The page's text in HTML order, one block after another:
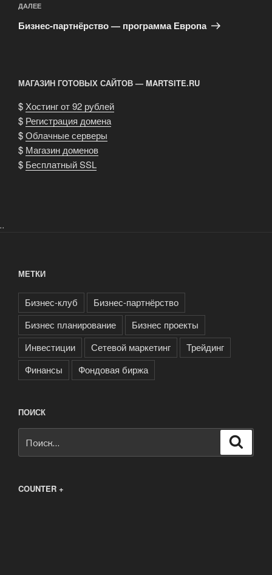
Следующая
запись
ДАЛЕЕ
Бизнес-партнёрство — программа Европа
МАГАЗИН ГОТОВЫХ САЙТОВ — MARTSITE.RU
$Хостинг от 92 рублей
$ Регистрация домена
$Облачные серверы
$ Магазин доменов
$ Бесплатный SSL
..
МЕТКИ
Бизнес-клуб
Бизнес-партнёрство
Бизнес планирование
Бизнес проекты
Инвестиции
Сетевой маркетинг
Трейдинг
Финансы
Фондовая биржа
ПОИСК
COUNTER +